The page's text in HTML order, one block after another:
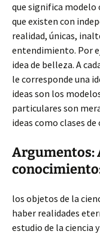
que significa modelo
que existen con
realidad, únicas,
entendimiento. Por
idea de belleza. A
le corresponde una
ideas son los
particulares son
ideas como clases
Argumentos:
los objetos de la
haber realidades
estudio de la ciencia